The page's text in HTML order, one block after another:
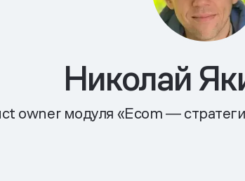
Николай
owner модуля «Ecom ―